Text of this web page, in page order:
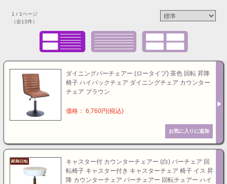
1 / 1ページ
（全13件）
ダイニングバーチェアー (ロータイプ) 茶色 回転 昇降
椅子 ハイバックチェア ダイニングチェア カウンター
チェア ブラウン
価格： 6,760円(税込)
キャスター付 カウンターチェアー (白) バーチェア 回
転椅子 キャスター付き キャスターチェア 椅子 イス 昇
降 カウンターチェア バーチェアー 回転チェアー ハイ